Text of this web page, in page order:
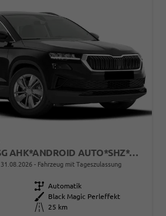
EXTRA 2.0 TDI DSG AHK*ANDROID AUTO*SHZ*ACC*KEYLESS*KAMERA*17" LM* 2Z KLIMAAUTO*SUNSET
31.08.2026 Fahrzeug mit Tageszulassung
Getriebe Automatik
Außenfarbe
Black Magic Perleffekt
Kilometerstand
25 km